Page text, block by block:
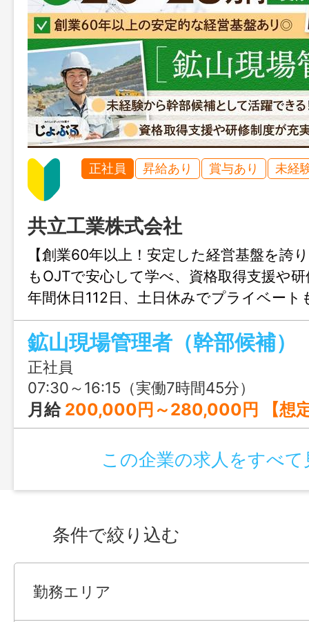
正社員 昇給あり 賞与あり 未経
共立工業株式会社
【創業60年以上！安定した経営基盤を誇
もOJTで安心して学べ、資格取得支援や
年間休日112日、土日休みでプライベート
「社員は家族」という理念のもと、社員
ます。生産手当、安全手当などの各種手
きやすさ抜群◎
鉱山現場管理者（幹部候補）
正社員
07:30～16:15（実働7時間45分）
月給 200,000円～280,000円 【想定年収】 年収300万円～400万
この企業の求人をすべて
条件で絞り込む
勤務エリア